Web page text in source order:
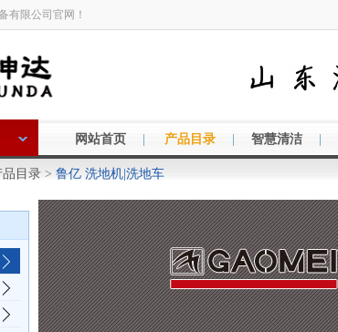
有限公司官网！
网站首页 | 产品目录 | 智慧清洁 |
品目录 > 鲁亿 洗地机|洗地车